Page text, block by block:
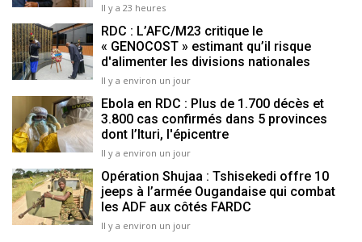
Il y a 23 heures
RDC : L’AFC/M23 critique le
« GENOCOST » estimant qu’il risque
d'alimenter les divisions nationales
Il y a environ un jour
Ebola en RDC : Plus de 1.700 décès et
3.800 cas confirmés dans 5 provinces
dont l’Ituri, l'épicentre
Il y a environ un jour
Opération Shujaa : Tshisekedi offre 10
jeeps à l’armée Ougandaise qui combat
les ADF aux côtés FARDC
Il y a environ un jour